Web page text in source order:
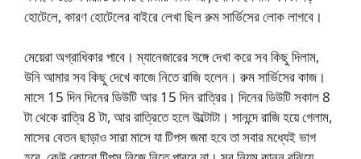
হোটেলে, কারণ হোটেলের বাইরে লেখা ছিল রুম সার্ভিসের লোক লাগবে।
মেয়েরা অগ্রাধিকার পাবে। ম্যানেজারের সঙ্গে দেখা করে সব কিছু দিলাম,
উনি আমার সব কিছু দেখে কাজে নিতে রাজি হলেন। রুম সার্ভিসের কাজ।
মাসে 15 দিন দিনের ডিউটি আর 15 দিন রাত্রির। দিনের ডিউটি সকাল 8
টা থেকে রাত্রি 8 টা, আর রাত্রিতে হলে উল্টোটা। সানন্দে রাজি হয়ে গেলাম,
মাসের বেতন ছাড়াও সারা মাসে যা টিপস জমা হবে তা সবার মধ্যেই ভাগ